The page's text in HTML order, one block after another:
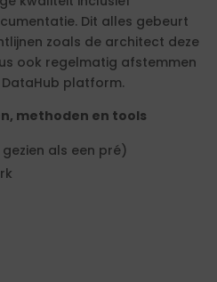
Dit alles gebeurt
zoals de architect deze
ook regelmatig afstemmen
platform.
methoden en tools
als een pré)